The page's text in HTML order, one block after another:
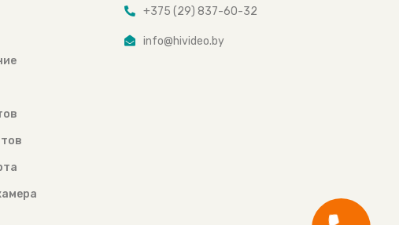
+375 (29) 837-60-32
info@hivideo.by